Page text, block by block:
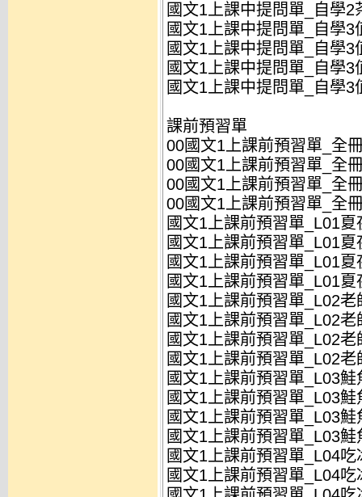
國文1上課中提問單_自學
國文1上課中提問單_自學
國文1上課中提問單_自學
國文1上課中提問單_自學
國文1上課中提問單_自學
課前預習單
00國文1上課前預習單_全
00國文1上課前預習單_全
00國文1上課前預習單_全
00國文1上課前預習單_全
國文1上課前預習單_L01
國文1上課前預習單_L01
國文1上課前預習單_L01
國文1上課前預習單_L01
國文1上課前預習單_L02
國文1上課前預習單_L02
國文1上課前預習單_L02
國文1上課前預習單_L02
國文1上課前預習單_L03
國文1上課前預習單_L03
國文1上課前預習單_L03
國文1上課前預習單_L03
國文1上課前預習單_L04
國文1上課前預習單_L04